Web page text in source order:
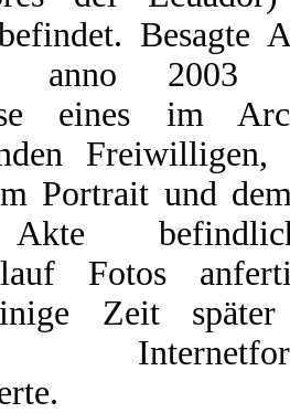
Besagte
anno 2003
eines im
Freiwilligen,
Portrait und
Fotos
Zeit